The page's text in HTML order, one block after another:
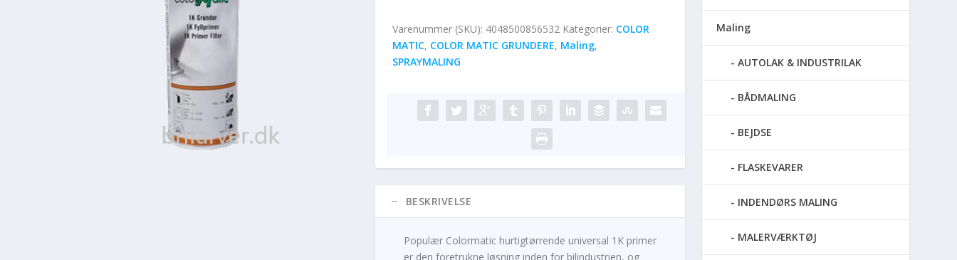
Varenummer (SKU): 4048500856532 Kategorier: COLOR
MATIC, COLOR MATIC GRUNDERE, Maling,
SPRAYMALING
BESKRIVELSE
Populær Colormatic hurtigtørrende universal 1K primer
er den foretrukne løsning inden for bilindustrien, og
Maling
AUTOLAK & INDUSTRILAK
BÅDMALING
BEJDSE
FLASKEVARER
INDENDØRS MALING
MALERVÆRKTØJ